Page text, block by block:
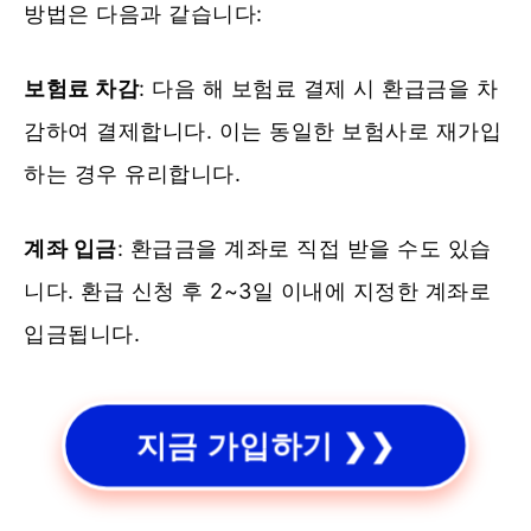
방법은 다음과 같습니다:
보험료 차감: 다음 해 보험료 결제 시 환급금을 차
감하여 결제합니다. 이는 동일한 보험사로 재가입
하는 경우 유리합니다.
계좌 입금: 환급금을 계좌로 직접 받을 수도 있습
니다. 환급 신청 후 2~3일 이내에 지정한 계좌로
입금됩니다.
지금 가입하기 ❯❯